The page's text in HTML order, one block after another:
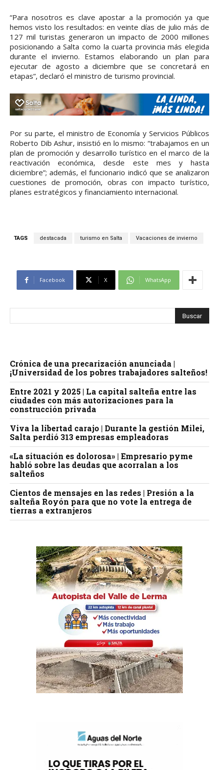
“Para nosotros es clave apostar a la promoción ya que
hemos visto los resultados: en veinte días de julio más de
127 mil turistas generaron un impacto de 2000 millones
posicionando a Salta como la cuarta provincia más elegida
durante el invierno. Estamos elaborando un plan para
ejecutar de agosto a diciembre que se concretará en
etapas”, declaró el ministro de turismo provincial.
Por su parte, el ministro de Economía y Servicios Públicos
Roberto Dib Ashur, insistió en lo mismo: “trabajamos en un
plan de promoción y desarrollo turístico en el marco de la
reactivación económica, desde este mes y hasta
diciembre”; además, el funcionario indicó que se analizaron
cuestiones de promoción, obras con impacto turístico,
planes estratégicos y financiamiento internacional.
TAGS destacada turismo en Salta Vacaciones de invierno
Facebook X WhatsApp
Crónica de una precarización anunciada |
¡Universidad de los pobres trabajadores salteños!
Entre 2021 y 2025 | La capital salteña entre las
ciudades con más autorizaciones para la
construcción privada
Viva la libertad carajo | Durante la gestión Milei,
Salta perdió 313 empresas empleadoras
«La situación es dolorosa» | Empresario pyme
habló sobre las deudas que acorralan a los
salteños
Cientos de mensajes en las redes | Presión a la
salteña Royón para que no vote la entrega de
tierras a extranjeros